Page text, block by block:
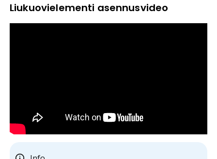
Liukuovielementi asennusvideo